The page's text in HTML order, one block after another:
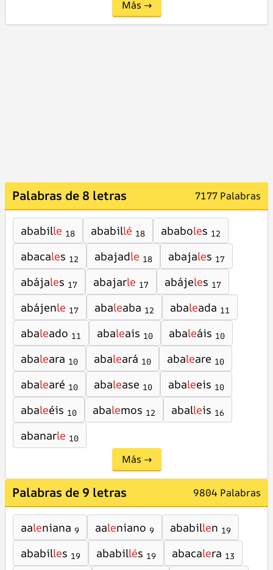
Más →
Palabras de 8 letras 7177 Palabras
ababille 18 ababillé 18 ababoles 12
abacales 12 abajadle 18 abajales 17
abájales 17 abajarle 17 abájeles 17
abájenle 17 abaleaba 12 abaleada 11
abaleado 11 abaleais 10 abaleáis 10
abaleara 10 abaleará 10 abaleare 10
abalearé 10 abalease 10 abaleeis 10
abaleéis 10 abalemos 12 aballeis 16
abanarle 10
Más →
Palabras de 9 letras 9804 Palabras
aaleniana 9 aaleniano 9 ababillen 19
ababilles 19 ababillés 19 abacalera 13